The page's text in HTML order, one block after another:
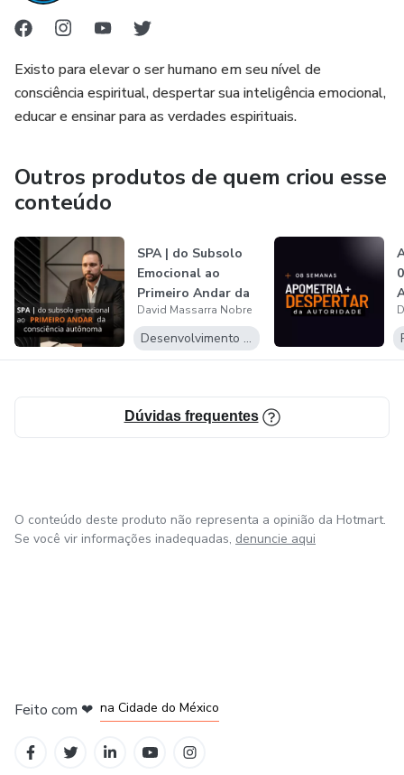
Existo para elevar o ser humano em seu nível de
consciência espiritual, despertar sua inteligência emocional,
educar e ensinar para as verdades espirituais.
Outros produtos de quem criou esse
conteúdo
SPA | do Subsolo
Emocional ao
Primeiro Andar da
consciência...
David Massarra Nobre
Desenvolvimento Pessoal
Dúvidas frequentes
O conteúdo deste produto não representa a opinião da Hotmart.
Se você vir informações inadequadas, denuncie aqui
Feito com ❤ na Cidade do México